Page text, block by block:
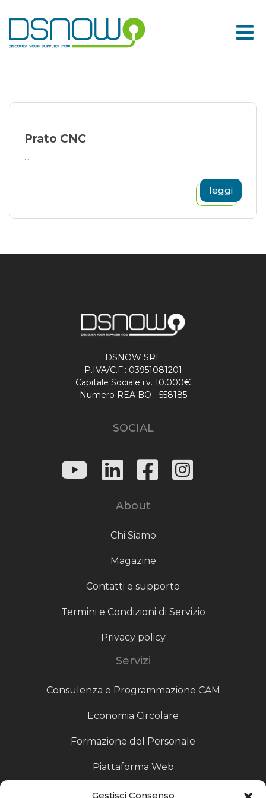
Gestisci Consenso
to
content
Prato CNC
...
leggi
DSNOW SRL
P.IVA/C.F.: 03951081201
Capitale Sociale i.v. 10.000€
Numero REA BO - 558185
SOCIAL
About
Chi Siamo
Magazine
Contatti e supporto
Termini e Condizioni di Servizio
Privacy policy
Servizi
Consulenza e Programmazione CAM
Economia Circolare
Formazione del Personale
Piattaforma Web
Scouting fornitori